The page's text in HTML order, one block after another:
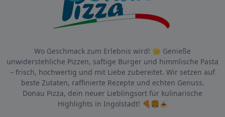
Wo Geschmack zum Erlebnis wird! 🌟 Genieße
unwiderstehliche Pizzen, saftige Burger und himmlische Pasta
– frisch, hochwertig und mit Liebe zubereitet. Wir setzen auf
beste Zutaten, raffinierte Rezepte und echten Genuss.
Donau Pizza, dein neuer Lieblingsort für kulinarische
Highlights in Ingolstadt! 🍕🍔🍝